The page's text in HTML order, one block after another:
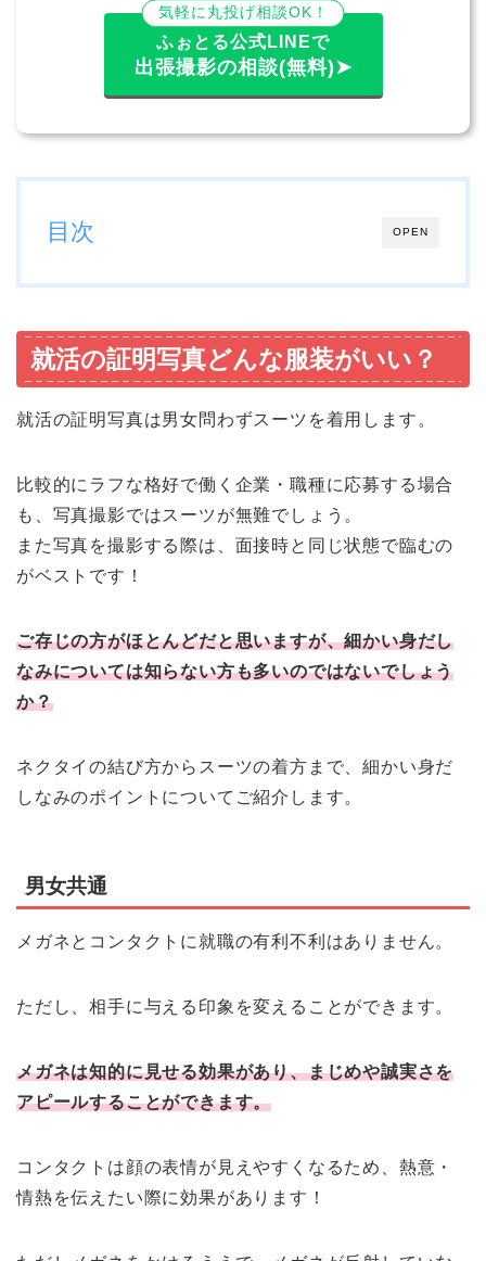
気軽に丸投げ相談OK！
ふぉとる公式LINEで
出張撮影の相談(無料)➤
OPEN
目次
就活の証明写真どんな服装がいい？
就活の証明写真は男女問わずスーツを着用します。
比較的にラフな格好で働く企業・職種に応募する場合
も、写真撮影ではスーツが無難でしょう。
また写真を撮影する際は、面接時と同じ状態で臨むの
がベストです！
ご存じの方がほとんどだと思いますが、細かい身だし
なみについては知らない方も多いのではないでしょう
か？
ネクタイの結び方からスーツの着方まで、細かい身だ
しなみのポイントについてご紹介します。
男女共通
メガネとコンタクトに就職の有利不利はありません。
ただし、相手に与える印象を変えることができます。
メガネは知的に見せる効果があり、まじめや誠実さを
アピールすることができます。
コンタクトは顔の表情が見えやすくなるため、熱意・
情熱を伝えたい際に効果があります！